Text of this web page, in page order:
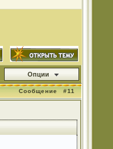
Опции
Сообщение #11